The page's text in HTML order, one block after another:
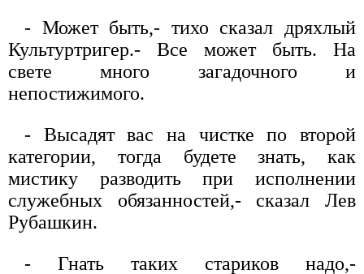
- Может быть,- тихо сказал дряхлый
Культуртригер.- Все может быть. На
свете много загадочного и
непостижимого.
- Высадят вас на чистке по второй
категории, тогда будете знать, как
мистику разводить при исполнении
служебных обязанностей,- сказал Лев
Рубашкин.
- Гнать таких стариков надо,-